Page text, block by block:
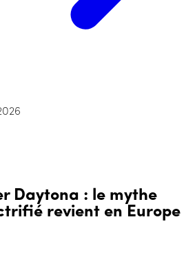
Daytona : le mythe
revient en Europe